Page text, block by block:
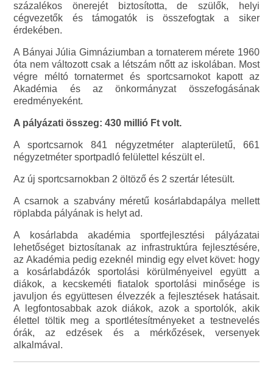
százalékos önerejét biztosította, de szülők, helyi
cégvezetők és támogatók is összefogtak a siker
érdekében.
A Bányai Júlia Gimnáziumban a tornaterem mérete 1960
óta nem változott csak a létszám nőtt az iskolában. Most
végre méltó tornatermet és sportcsarnokot kapott az
Akadémia és az önkormányzat összefogásának
eredményeként.
A pályázati összeg: 430 millió Ft volt.
A sportcsarnok 841 négyzetméter alapterületű, 661
négyzetméter sportpadló felülettel készült el.
Az új sportcsarnokban 2 öltöző és 2 szertár létesült.
A csarnok a szabvány méretű kosárlabdapálya mellett
röplabda pályának is helyt ad.
A kosárlabda akadémia sportfejlesztési pályázatai
lehetőséget biztosítanak az infrastruktúra fejlesztésére,
az Akadémia pedig ezeknél mindig egy elvet követ: hogy
a kosárlabdázók sportolási körülményeivel együtt a
diákok, a kecskeméti fiatalok sportolási minősége is
javuljon és együttesen élvezzék a fejlesztések hatásait.
A legfontosabbak azok diákok, azok a sportolók, akik
élettel töltik meg a sportlétesítményeket a testnevelés
órák, az edzések és a mérkőzések, versenyek
alkalmával.